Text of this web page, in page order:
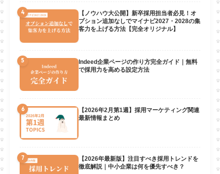
4
【ノウハウ大公開】新卒採用担当者必見！オ
プション追加なしでマイナビ2027・2028の集
客力を上げる方法【完全オリジナル】
5
Indeed企業ページの作り方完全ガイド｜無料
で採用力を高める設定方法
6
【2026年2月第1週】採用マーケティング関連
最新情報まとめ
7
【2026年最新版】注目すべき採用トレンドを
徹底解説｜中小企業は何を優先すべき？